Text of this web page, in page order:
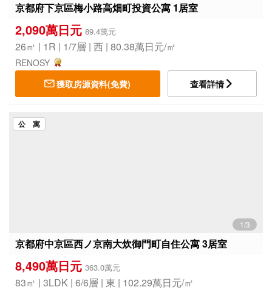
京都府下京區梅小路高畑町投資公寓 1居室
2,090萬日元 89.4萬元
26㎡ | 1R | 1/7層 | 西 | 80.38萬日元/㎡
RENOSY
獲取房源資料(免費)
查看詳情
公 寓
1/3
京都府中京區西ノ京南大炊御門町自住公寓 3居室
8,490萬日元 363.0萬元
83㎡ | 3LDK | 6/6層 | 東 | 102.29萬日元/㎡